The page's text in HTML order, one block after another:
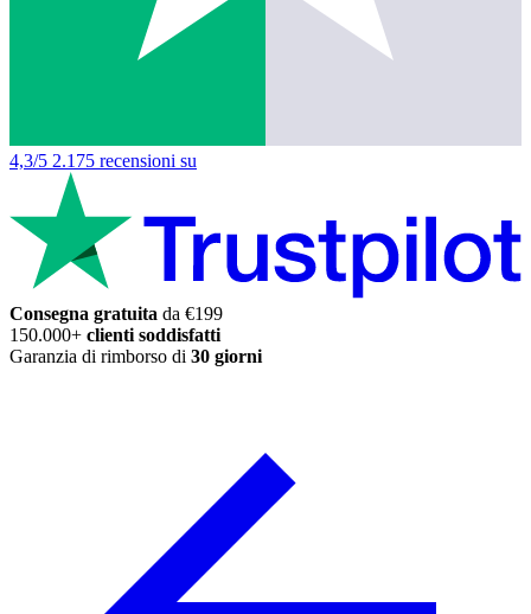
4,3/5 2.175 recensioni su
Consegna gratuita da €199
150.000+ clienti soddisfatti
Garanzia di rimborso di 30 giorni